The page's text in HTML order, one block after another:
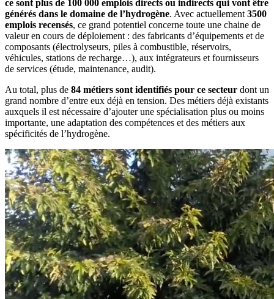
ce sont plus de 100 000 emplois directs ou indirects qui vont être
générés dans le domaine de l’hydrogène. Avec actuellement 3500
emplois recensés, ce grand potentiel concerne toute une chaine de
valeur en cours de déploiement : des fabricants d’équipements et de
composants (électrolyseurs, piles à combustible, réservoirs,
véhicules, stations de recharge…), aux intégrateurs et fournisseurs
de services (étude, maintenance, audit).
Au total, plus de 84 métiers sont identifiés pour ce secteur dont un
grand nombre d’entre eux déjà en tension. Des métiers déjà existants
auxquels il est nécessaire d’ajouter une spécialisation plus ou moins
importante, une adaptation des compétences et des métiers aux
spécificités de l’hydrogène.